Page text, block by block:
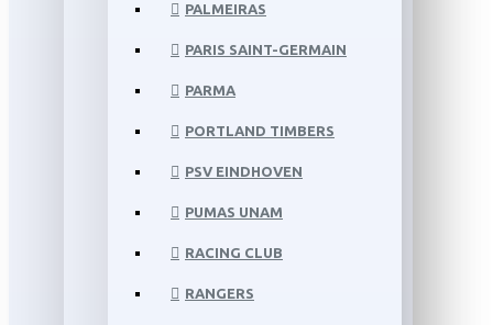
PALMEIRAS
PARIS SAINT-GERMAIN
PARMA
PORTLAND TIMBERS
PSV EINDHOVEN
PUMAS UNAM
RACING CLUB
RANGERS